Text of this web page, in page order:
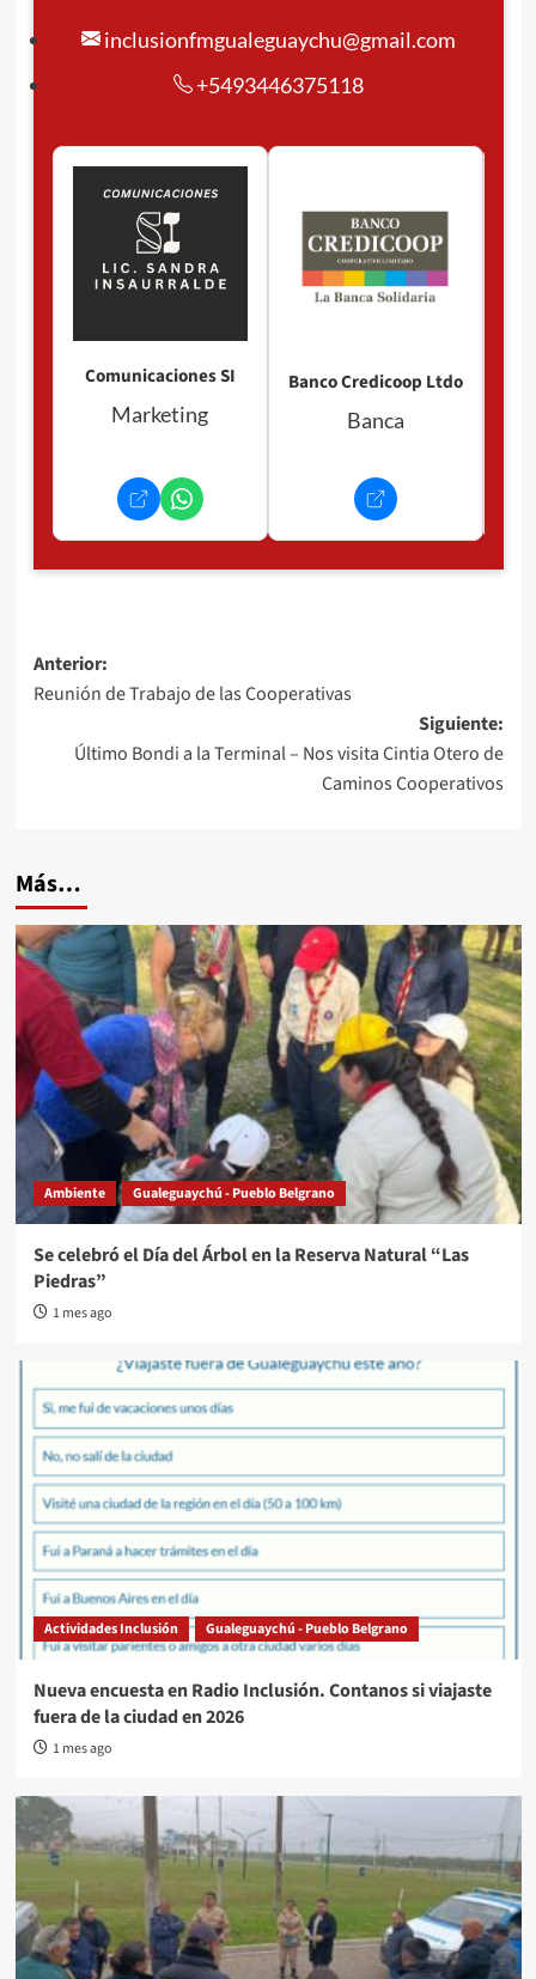
inclusionfmgualeguaychu@gmail.com
+5493446375118
Comunicaciones SI
Marketing
Banco Credicoop Ltdo
Banca
Navegación
de
entradas
Anterior:
Reunión de Trabajo de las Cooperativas
Siguiente:
Último Bondi a la Terminal – Nos visita Cintia Otero de
Caminos Cooperativos
Más…
Ambiente Gualeguaychú - Pueblo Belgrano
Se celebró el Día del Árbol en la Reserva Natural “Las
Piedras”
1 mes ago
Actividades Inclusión Gualeguaychú - Pueblo Belgrano
Nueva encuesta en Radio Inclusión. Contanos si viajaste
fuera de la ciudad en 2026
1 mes ago